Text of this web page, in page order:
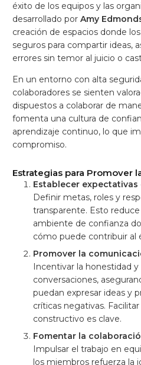
éxito de los equipos y las
desarrollado por Amy
creación de espacios donde
seguros para compartir ideas,
errores sin temor al juicio o
En un entorno con alta
colaboradores se sienten
dispuestos a colaborar de
fomenta una cultura de
aprendizaje continuo, lo que
compromiso.
Estrategias para Promover
Establecer expectativas
Definir metas, roles y
transparente. Esto
ambiente de confianza
cómo puede contribuir al
Promover la
Incentivar la honestidad y
conversaciones,
puedan expresar ideas y
críticas negativas.
constructivo es clave.
Fomentar la
Impulsar el trabajo en
los miembros refuerza la